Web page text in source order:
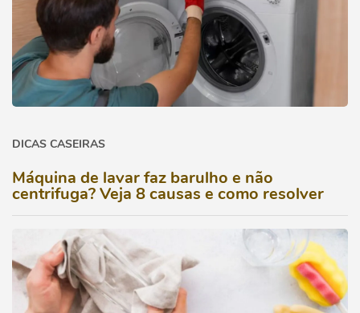
DICAS CASEIRAS
Máquina de lavar faz barulho e não
centrifuga? Veja 8 causas e como resolver